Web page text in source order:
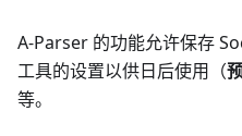
A-Parser 的功能允许保存
工具的设置以供日后使用（
等。